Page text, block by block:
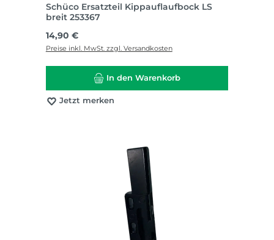
Schüco Ersatzteil Kippauflaufbock LS
breit 253367
Regulärer Preis:
14,90 €
Preise inkl. MwSt. zzgl. Versandkosten
In den Warenkorb
Jetzt merken